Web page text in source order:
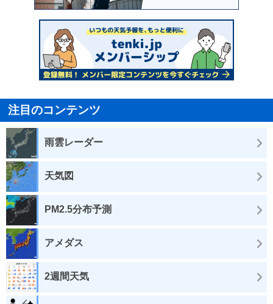
注目のコンテンツ
雨雲レーダー
天気図
PM2.5分布予測
アメダス
2週間天気